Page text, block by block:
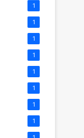
1
1
1
1
1
1
1
1